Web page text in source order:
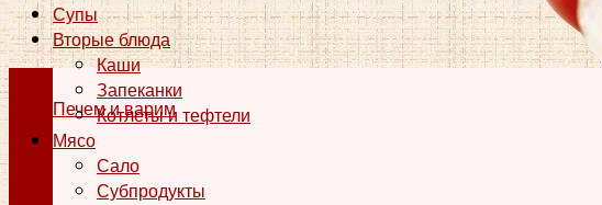
Печем и варим
Супы
Вторые блюда
Каши
Запеканки
Котлеты и тефтели
Мясо
Сало
Субпродукты